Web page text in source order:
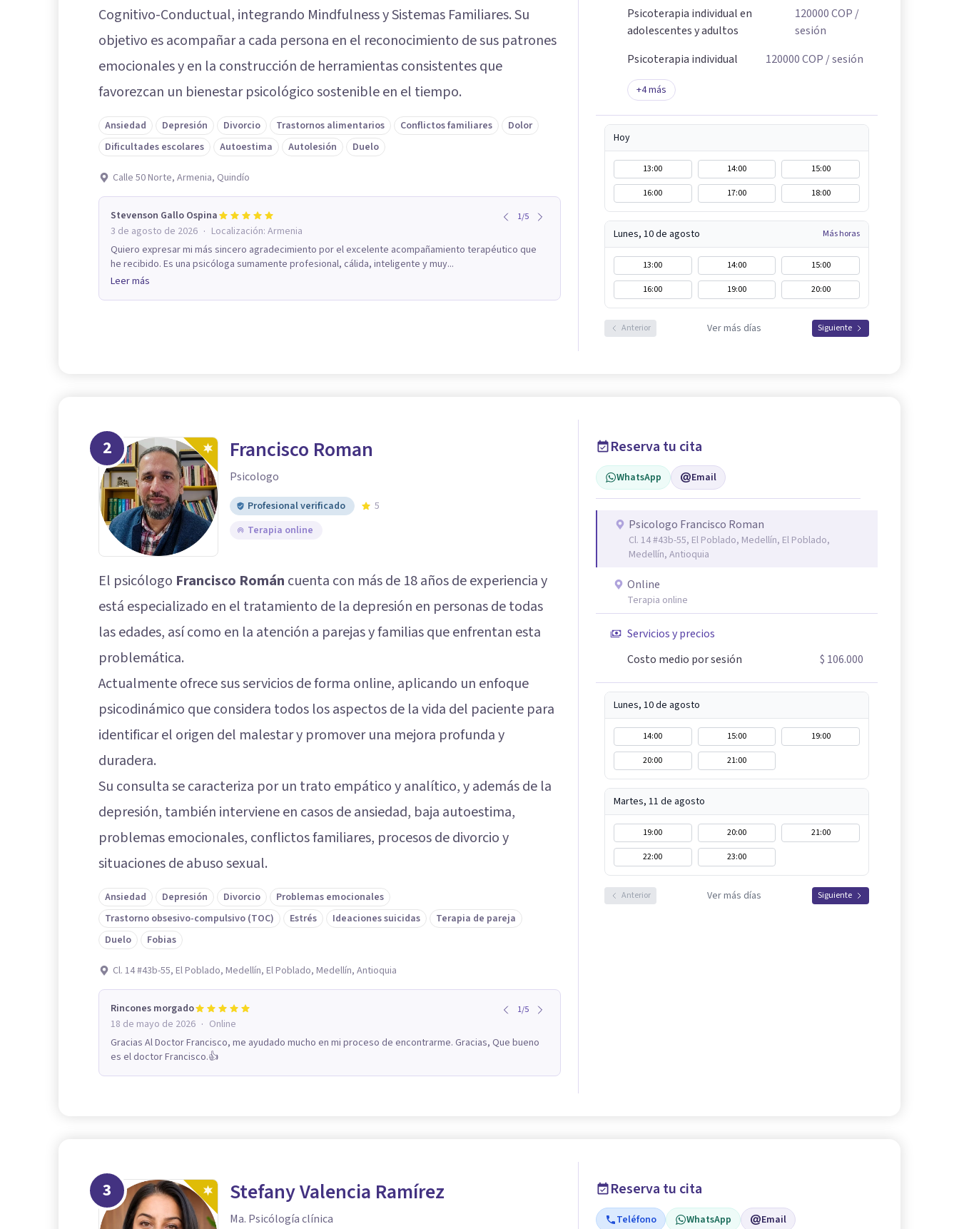
Cognitivo-Conductual, integrando Mindfulness y Sistemas Familiares. Su
objetivo es acompañar a cada persona en el reconocimiento de sus patrones
emocionales y en la construcción de herramientas consistentes que
favorezcan un bienestar psicológico sostenible en el tiempo.
Ansiedad Depresión Divorcio Trastornos alimentarios Conflictos familiares
Dolor
Dificultades escolares
Autoestima Autolesión Duelo
Calle 50 Norte, Armenia, Quindío
Stevenson Gallo Ospina 1/5
3 de agosto de 2026 · Localización: Armenia
Quiero expresar mi más sincero agradecimiento por el excelente acompañamiento terapéutico que
he recibido. Es una psicóloga sumamente profesional, cálida, inteligente y muy...
Leer más
Psicoterapia individual en
adolescentes y adultos
120000COP /
sesión
Psicoterapia individual
120000COP / sesión
+4más
Hoy
13:00 14:00
15:00
16:00
17:00 18:00
Lunes, 10 de agosto Más horas
13:00 14:00
15:00
16:00
19:00 20:00
Anterior Ver más días Siguiente
2 Francisco Roman
Psicologo
Profesional verificado
5
Terapia online
El psicólogo Francisco Román cuenta con más de 18 años de experiencia y
está especializado en el tratamiento de la depresión en personas de todas
las edades, así como en la atención a parejas y familias que enfrentan esta
problemática.
Actualmente ofrece sus servicios de forma online, aplicando un enfoque
psicodinámico que considera todos los aspectos de la vida del paciente para
identificar el origen del malestar y promover una mejora profunda y
duradera.
Su consulta se caracteriza por un trato empático y analítico, y además de la
depresión, también interviene en casos de ansiedad, baja autoestima,
problemas emocionales, conflictos familiares, procesos de divorcio y
situaciones de abuso sexual.
Ansiedad Depresión Divorcio
Problemas emocionales
Trastorno obsesivo-compulsivo (TOC)
Estrés Ideaciones suicidas
Terapia de pareja
Duelo
Fobias
Cl. 14 #43b-55, El Poblado, Medellín, El Poblado, Medellín, Antioquia
Rincones morgado 1/5
18 de mayo de 2026 · Online
Gracias Al Doctor Francisco, me ayudado mucho en mi proceso de encontrarme. Gracias, Que bueno
es el doctor Francisco.👍
Reserva tu cita
WhatsApp Email
Psicologo Francisco Roman
Cl. 14 #43b-55, El Poblado, Medellín, El Poblado,
Medellín, Antioquia
Online
Terapia online
Servicios y precios
Costo medio por sesión
$ 106.000
Lunes, 10 de agosto
14:00 15:00
19:00
20:00
21:00
Martes, 11 de agosto
19:00 20:00
21:00
22:00
23:00
Anterior Ver más días Siguiente
3 Stefany Valencia Ramírez
Ma. Psicólogía clínica
Reserva tu cita
Teléfono WhatsApp Email